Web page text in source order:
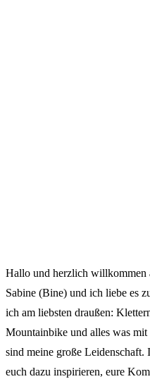
Hallo und herzlich willkommen
Sabine (Bine) und ich liebe es
ich am liebsten draußen:
Mountainbike und alles was
sind meine große
euch dazu inspirieren, eure